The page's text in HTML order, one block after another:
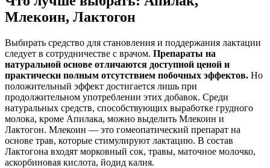
Млекоин, Лактогон
Выбирать средство для становления и поддержания лактации
следует в сотрудничестве с врачом. Препараты на
натуральной основе отличаются доступной ценой и
практически полным отсутствием побочных эффектов. Но
положительный эффект достигается лишь при
продолжительном употреблении этих добавок. Среди
натуральных средств, способствующих выработке грудного
молока, кроме Апилака, можно выделить Млекоин и
Лактогон. Млекоин — это гомеопатический препарат на
основе трав, которые стимулируют лактацию. В состав
Лактогона входят морковный сок, травы, маточное молочко,
аскорбиновая кислота, йодид калия.